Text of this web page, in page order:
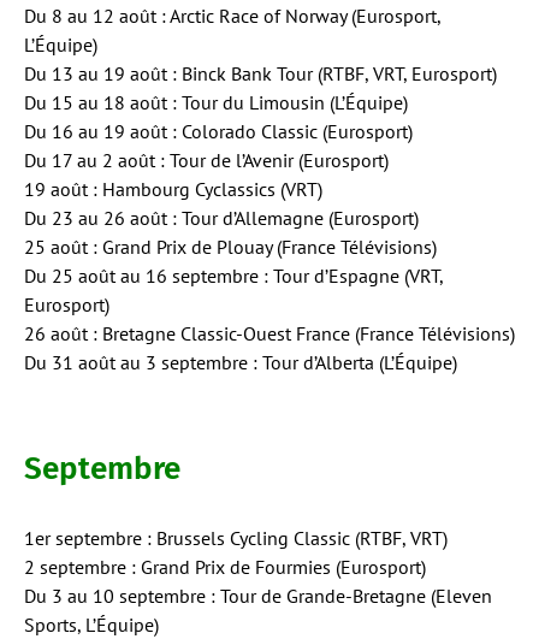
Du 8 au 12 août : Arctic Race of Norway (Eurosport,
L’Équipe)
Du 13 au 19 août : Binck Bank Tour (RTBF, VRT, Eurosport)
Du 15 au 18 août : Tour du Limousin (L’Équipe)
Du 16 au 19 août : Colorado Classic (Eurosport)
Du 17 au 2 août : Tour de l’Avenir (Eurosport)
19 août : Hambourg Cyclassics (VRT)
Du 23 au 26 août : Tour d’Allemagne (Eurosport)
25 août : Grand Prix de Plouay (France Télévisions)
Du 25 août au 16 septembre : Tour d’Espagne (VRT,
Eurosport)
26 août : Bretagne Classic-Ouest France (France Télévisions)
Du 31 août au 3 septembre : Tour d’Alberta (L’Équipe)
Septembre
1er septembre : Brussels Cycling Classic (RTBF, VRT)
2 septembre : Grand Prix de Fourmies (Eurosport)
Du 3 au 10 septembre : Tour de Grande-Bretagne (Eleven
Sports, L’Équipe)